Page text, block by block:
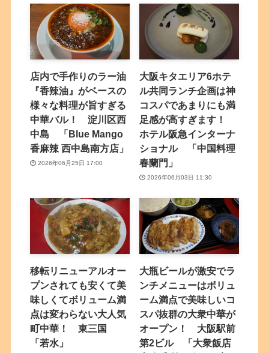
店内で手作りのラー油
『香辣油』がベースの
様々な料理が旨すぎる
中華バル！ 淀川区西
中島 「Blue Mango
香麻辣 西中島南方店」
2026年06月25日 17:00
大阪キタエリア6ホテ
ル共同ランチ企画は神
コスパであまりにも満
足感が高すぎます！
ホテル阪急インターナ
ショナル 「中国料理
春蘭門」
2026年06月03日 11:30
移転リニューアルオー
プンされても安くて美
味しくてボリューム満
点は変わらない大人気
町中華！ 東三国
「若水」
大瓶ビールが激安でラ
ンチメニューはボリュ
ーム満点で美味しいコ
スパ抜群の大衆中華が
オープン！ 大阪駅前
第2ビル 「大衆飯店